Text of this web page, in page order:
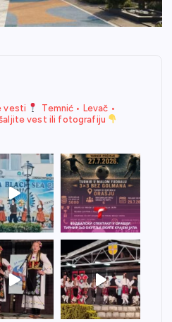
vesti
Temnić • Levač •
vest ili fotografiju